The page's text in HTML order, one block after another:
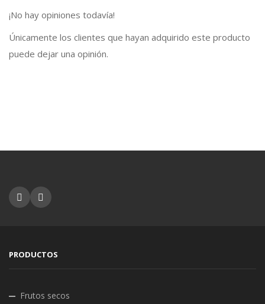
¡No hay opiniones todavía!
Únicamente los clientes que hayan adquirido este producto
puede dejar una opinión.
PRODUCTOS
Frutos secos